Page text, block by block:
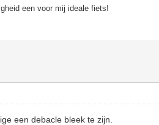
een voor mij ideale fiets!
een debacle bleek te zijn.